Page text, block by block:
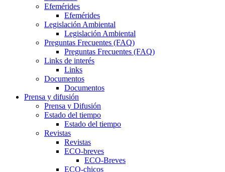
Efemérides
Efemérides
Legislación Ambiental
Legislación Ambiental
Preguntas Frecuentes (FAQ)
Preguntas Frecuentes (FAQ)
Links de interés
Links
Documentos
Documentos
Prensa y difusión
Prensa y Difusión
Estado del tiempo
Estado del tiempo
Revistas
Revistas
ECO-breves
ECO-Breves
ECO-chicos